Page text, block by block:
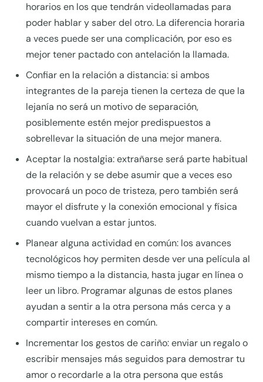
horarios en los que tendrán videollamadas para
poder hablar y saber del otro. La diferencia horaria
a veces puede ser una complicación, por eso es
mejor tener pactado con antelación la llamada.
Confiar en la relación a distancia: si ambos
integrantes de la pareja tienen la certeza de que la
lejanía no será un motivo de separación,
posiblemente estén mejor predispuestos a
sobrellevar la situación de una mejor manera.
Aceptar la nostalgia: extrañarse será parte habitual
de la relación y se debe asumir que a veces eso
provocará un poco de tristeza, pero también será
mayor el disfrute y la conexión emocional y física
cuando vuelvan a estar juntos.
Planear alguna actividad en común: los avances
tecnológicos hoy permiten desde ver una película al
mismo tiempo a la distancia, hasta jugar en línea o
leer un libro. Programar algunas de estos planes
ayudan a sentir a la otra persona más cerca y a
compartir intereses en común.
Incrementar los gestos de cariño: enviar un regalo o
escribir mensajes más seguidos para demostrar tu
amor o recordarle a la otra persona que estás